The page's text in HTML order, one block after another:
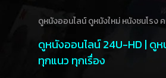
ดูหนังออนไลน์ ดูหนังใหม่ หนังชนโรง
ดูหนังออนไลน์ 24U-HD | ดู
ทุกแนว ทุกเรื่อง